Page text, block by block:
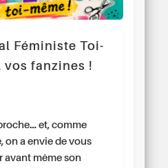
Féministe Toi-
vos fanzines !
et, comme
on a envie de vous
avant même son